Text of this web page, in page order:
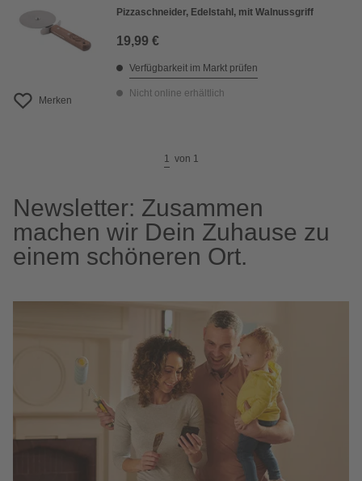
Merken
Pizzaschneider, Edelstahl, mit Walnussgriff
19,99 €
Verfügbarkeit im Markt prüfen
Nicht online erhältlich
1 von 1
Newsletter: Zusammen
machen wir Dein Zuhause zu
einem schöneren Ort.